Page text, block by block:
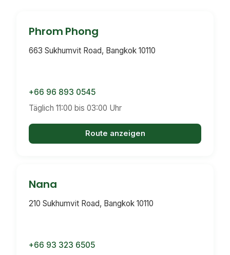
Phrom Phong
663 Sukhumvit Road, Bangkok 10110
+66 96 893 0545
Täglich 11:00 bis 03:00 Uhr
Route anzeigen
Nana
210 Sukhumvit Road, Bangkok 10110
+66 93 323 6505